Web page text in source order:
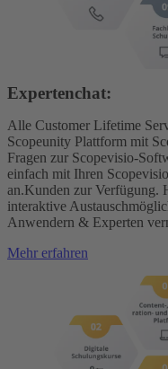
Expertenchat:
Alle Customer Lifetime
Scopeunity Plattform mit
Fragen zur Scopevisio-
einfach mit Ihren
an.Kunden zur Verfügung.
interaktive
Anwendern & Experten
Mehr erfahren